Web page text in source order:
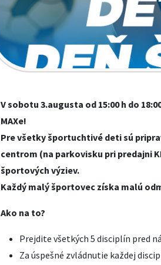
V sobotu 3.augusta od 15:00 h do
MAXe!
Pre všetky športuchtivé deti sú
centrom (na parkovisku pri predajni
športových výziev.
Každý malý športovec získa malú
Ako na to?
Prejdite všetkých 5 disciplín pred
Za úspešné zvládnutie každej